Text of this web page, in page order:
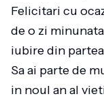
Felicitari cu
de o zi
iubire din
Sa ai parte de
in noul an al